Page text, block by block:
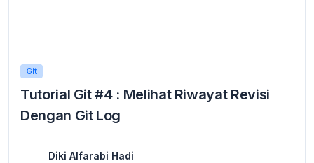
Git
Tutorial Git #4 : Melihat Riwayat Revisi
Dengan Git Log
Diki Alfarabi Hadi